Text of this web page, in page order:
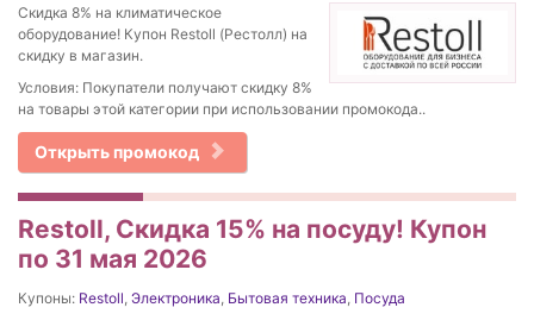
Скидка 8% на климатическое
оборудование! Купон Restoll (Рестолл) на
скидку в магазин.
Условия: Покупатели получают скидку 8%
на товары этой категории при использовании промокода..
Открыть промокод
Restoll, Скидка 15% на посуду! Купон
по 31 мая 2026
Купоны: Restoll, Электроника, Бытовая техника, Посуда